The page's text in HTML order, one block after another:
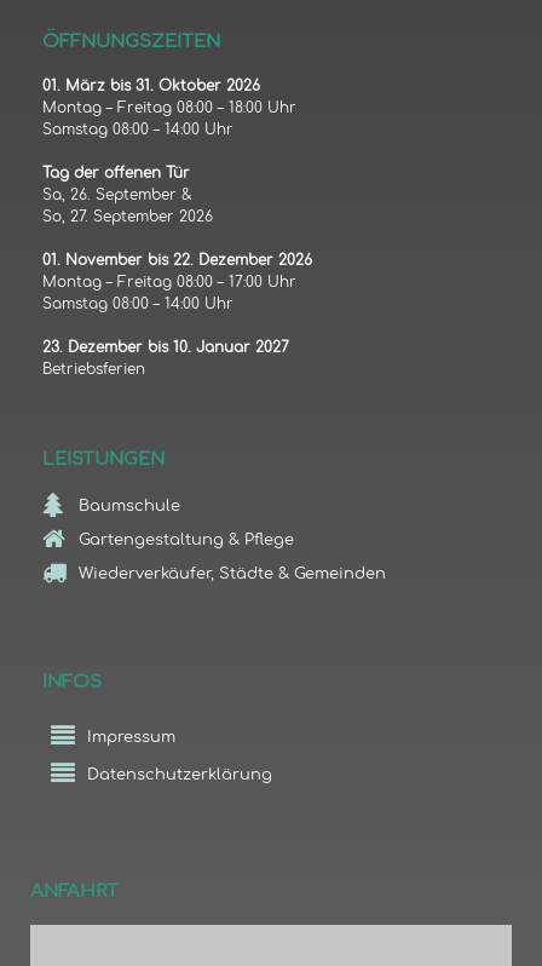
ÖFFNUNGSZEITEN
01. März bis 31. Oktober 2026
Montag – Freitag 08:00 – 18:00 Uhr
Samstag 08:00 – 14:00 Uhr
Tag der offenen Tür
Sa, 26. September &
So, 27. September 2026
01. November bis 22. Dezember 2026
Montag – Freitag 08:00 – 17:00 Uhr
Samstag 08:00 – 14:00 Uhr
23. Dezember bis 10. Januar 2027
Betriebsferien
LEISTUNGEN
Baumschule
Gartengestaltung & Pflege
Wiederverkäufer, Städte & Gemeinden
INFOS
Impressum
Datenschutzerklärung
ANFAHRT